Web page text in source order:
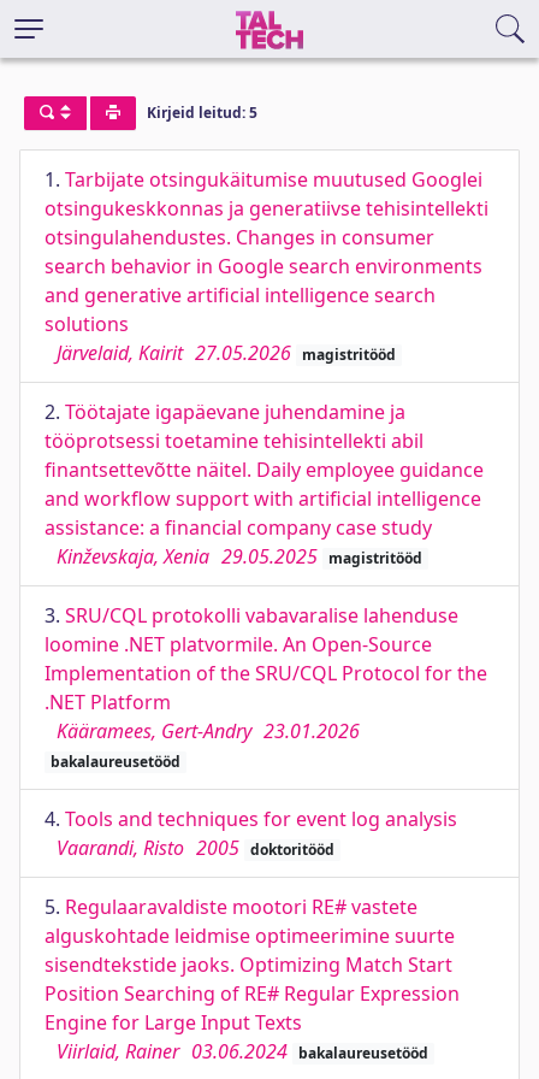
Kirjeid leitud: 5
1. Tarbijate otsingukäitumise muutused Googlei
otsingukeskkonnas ja generatiivse tehisintellekti
otsingulahendustes. Changes in consumer
search behavior in Google search environments
and generative artificial intelligence search
solutions
Järvelaid, Kairit 27.05.2026 magistritööd
2. Töötajate igapäevane juhendamine ja
tööprotsessi toetamine tehisintellekti abil
finantsettevõtte näitel. Daily employee guidance
and workflow support with artificial intelligence
assistance: a financial company case study
Kinževskaja, Xenia 29.05.2025 magistritööd
3. SRU/CQL protokolli vabavaralise lahenduse
loomine .NET platvormile. An Open-Source
Implementation of the SRU/CQL Protocol for the
.NET Platform
Kääramees, Gert-Andry 23.01.2026
bakalaureusetööd
4. Tools and techniques for event log analysis
Vaarandi, Risto 2005 doktoritööd
5. Regulaaravaldiste mootori RE# vastete
alguskohtade leidmise optimeerimine suurte
sisendtekstide jaoks. Optimizing Match Start
Position Searching of RE# Regular Expression
Engine for Large Input Texts
Viirlaid, Rainer 03.06.2024 bakalaureusetööd